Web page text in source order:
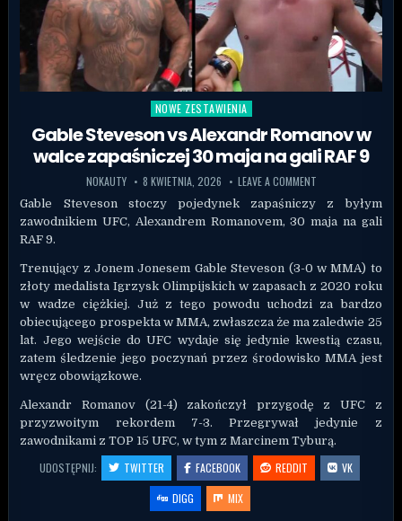
Posted in
NOWE ZESTAWIENIA
Gable Steveson vs Alexandr Romanov w
walce zapaśniczej 30 maja na gali RAF 9
NOKAUTY 8 KWIETNIA, 2026 LEAVE A COMMENT
Gable Steveson stoczy pojedynek zapaśniczy z byłym
zawodnikiem UFC, Alexandrem Romanovem, 30 maja na gali
RAF 9.
Trenujący z Jonem Jonesem Gable Steveson (3-0 w MMA) to
złoty medalista Igrzysk Olimpijskich w zapasach z 2020 roku
w wadze ciężkiej. Już z tego powodu uchodzi za bardzo
obiecującego prospekta w MMA, zwłaszcza że ma zaledwie 25
lat. Jego wejście do UFC wydaje się jedynie kwestią czasu,
zatem śledzenie jego poczynań przez środowisko MMA jest
wręcz obowiązkowe.
Alexandr Romanov (21-4) zakończył przygodę z UFC z
przyzwoitym rekordem 7-3. Przegrywał jedynie z
zawodnikami z TOP 15 UFC, w tym z Marcinem Tyburą.
UDOSTĘPNIJ: TWITTER FACEBOOK REDDIT
VK
DIGG
MIX